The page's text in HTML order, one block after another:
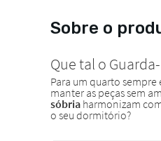
Sobre o